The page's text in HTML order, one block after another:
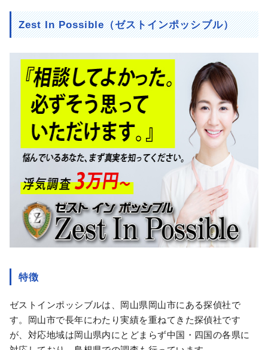
Zest In Possible（ゼストインポッシブル）
特徴
ゼストインポッシブルは、岡山県岡山市にある探偵社で
す。岡山市で長年にわたり実績を重ねてきた探偵社です
が、対応地域は岡山県内にとどまらず中国・四国の各県に